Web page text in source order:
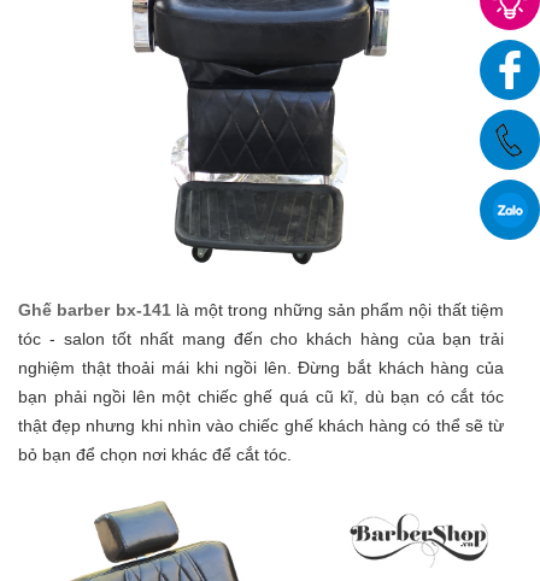
Ghế barber bx-141là một trong những sản phẩm nội thất tiệm
tóc - salon tốt nhất mang đến cho khách hàng của bạn trải
nghiệm thật thoải mái khi ngồi lên. Đừng bắt khách hàng của
bạn phải ngồi lên một chiếc ghế quá cũ kĩ, dù bạn có cắt tóc
thật đẹp nhưng khi nhìn vào chiếc ghế khách hàng có thể sẽ từ
bỏ bạn để chọn nơi khác để cắt tóc.